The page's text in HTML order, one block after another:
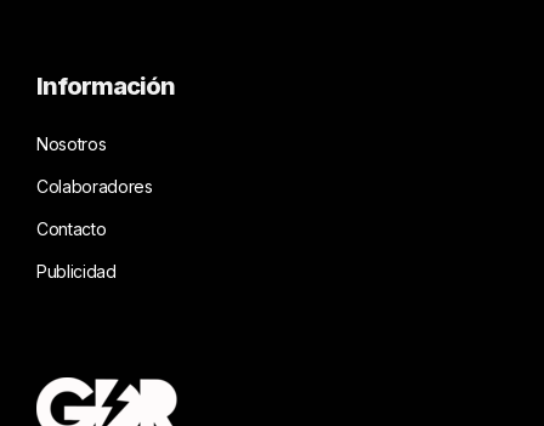
Información
Nosotros
Colaboradores
Contacto
Publicidad